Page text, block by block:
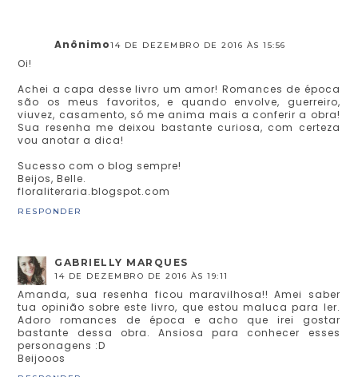
Anônimo14 DE DEZEMBRO DE 2016 ÀS 15:56
Oi!
Achei a capa desse livro um amor! Romances de época
são os meus favoritos, e quando envolve, guerreiro,
viuvez, casamento, só me anima mais a conferir a obra!
Sua resenha me deixou bastante curiosa, com certeza
vou anotar a dica!
Sucesso com o blog sempre!
Beijos, Belle.
floraliteraria.blogspot.com
RESPONDER
GABRIELLY MARQUES
14 DE DEZEMBRO DE 2016 ÀS 19:11
Amanda, sua resenha ficou maravilhosa!! Amei saber
tua opinião sobre este livro, que estou maluca para ler.
Adoro romances de época e acho que irei gostar
bastante dessa obra. Ansiosa para conhecer esses
personagens :D
Beijooos